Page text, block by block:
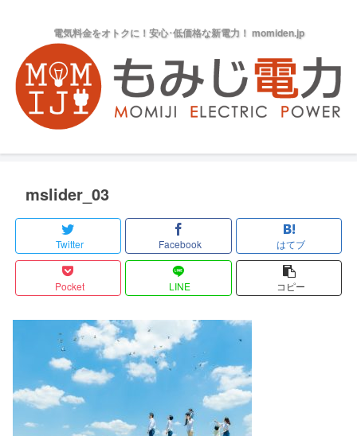
電気料金をオトクに！安心･低価格な新電力！ momiden.jp
mslider_03
Twitter Facebook はてブ
Pocket LINE コピー